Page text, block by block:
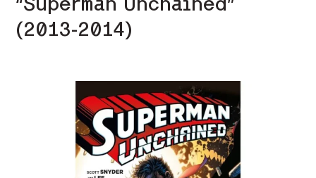
(2013-2014)